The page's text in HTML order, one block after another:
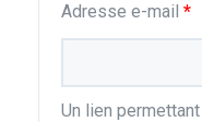
Adresse e-mail *
Un lien